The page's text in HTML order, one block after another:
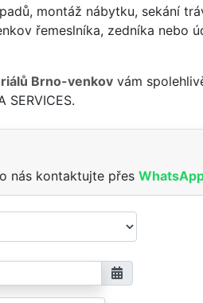
montáž nábytku, sekání
řemeslníka, zedníka nebo
Brno-venkovvám
SERVICES.
nás kontaktujte přes